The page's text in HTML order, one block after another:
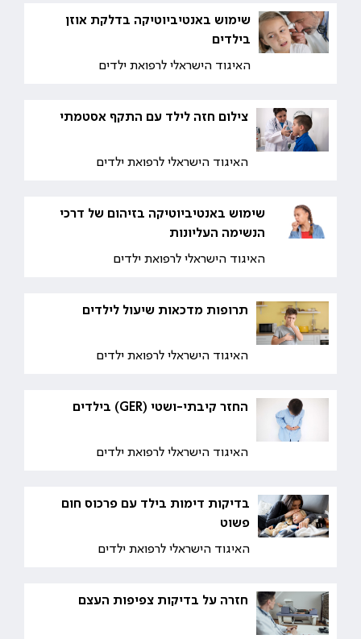
שימוש באנטיביוטיקה בדלקת אוזן
בילדים
האיגוד הישראלי לרפואת ילדים
צילום חזה לילד עם התקף אסטמתי
האיגוד הישראלי לרפואת ילדים
שימוש באנטיביוטיקה בזיהום של דרכי
הנשימה העליונות
האיגוד הישראלי לרפואת ילדים
תרופות מדכאות שיעול לילדים
האיגוד הישראלי לרפואת ילדים
החזר קיבתי-ושטי (GER) בילדים
האיגוד הישראלי לרפואת ילדים
בדיקות דימות בילד עם פרכוס חום
פשוט
האיגוד הישראלי לרפואת ילדים
חזרה על בדיקות צפיפות העצם